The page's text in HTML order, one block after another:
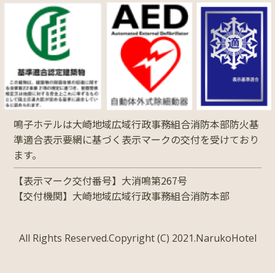
鳴子ホテルは大崎地域広域行政事務組合消防本部防火基
準適合表示要網に基づく表示マークの交付を受けており
ます。
【表示マーク交付番号】大消鳴第267号
【交付機関】大崎地域広域行政事務組合消防本部
All Rights Reserved.Copyright (C) 2021.NarukoHotel